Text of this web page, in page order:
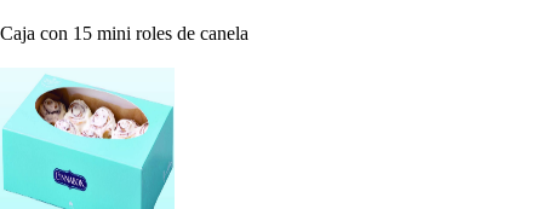
Caja con 15 mini roles de canela